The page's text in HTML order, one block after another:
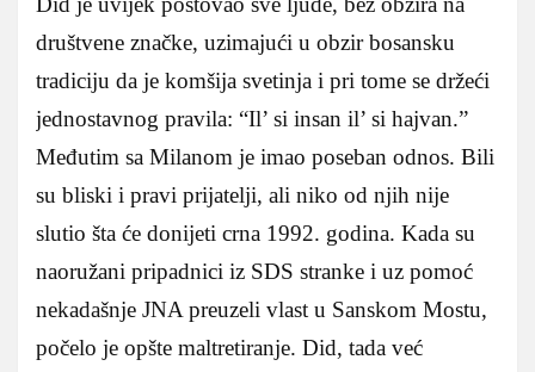
društvene značke, uzimajući u obzir bosansku
tradiciju da je komšija svetinja i pri tome se držeći
jednostavnog pravila: “Il’ si insan il’ si hajvan.”
Međutim sa Milanom je imao poseban odnos. Bili
su bliski i pravi prijatelji, ali niko od njih nije
slutio šta će donijeti crna 1992. godina. Kada su
naoružani pripadnici iz SDS stranke i uz pomoć
nekadašnje JNA preuzeli vlast u Sanskom Mostu,
počelo je opšte maltretiranje. Did, tada već